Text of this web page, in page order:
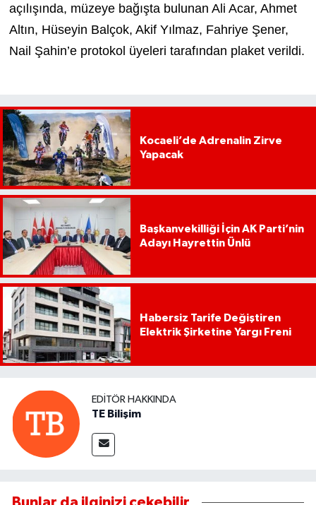
açılışında, müzeye bağışta bulunan Ali Acar, Ahmet
Altın, Hüseyin Balçok, Akif Yılmaz, Fahriye Şener,
Nail Şahin’e protokol üyeleri tarafından plaket verildi.
Kocaeli’de Adrenalin Zirve
Yapacak
Başkanvekilliği İçin AK Parti’nin
Adayı Hayrettin Ünlü
Habersiz Tarife Değiştiren
Elektrik Şirketine Yargı Freni
EDITÖR HAKKINDA
TE Bilişim